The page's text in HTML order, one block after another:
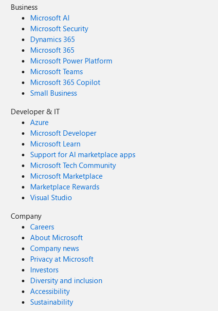
Business
Microsoft AI
Microsoft Security
Dynamics 365
Microsoft 365
Microsoft Power Platform
Microsoft Teams
Microsoft 365 Copilot
Small Business
Developer & IT
Azure
Microsoft Developer
Microsoft Learn
Support for AI marketplace apps
Microsoft Tech Community
Microsoft Marketplace
Marketplace Rewards
Visual Studio
Company
Careers
About Microsoft
Company news
Privacy at Microsoft
Investors
Diversity and inclusion
Accessibility
Sustainability